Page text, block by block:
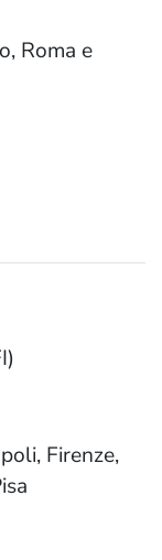
Roma e
Firenze,